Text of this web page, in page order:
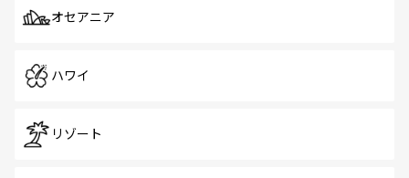
オセアニア
ハワイ
リゾート